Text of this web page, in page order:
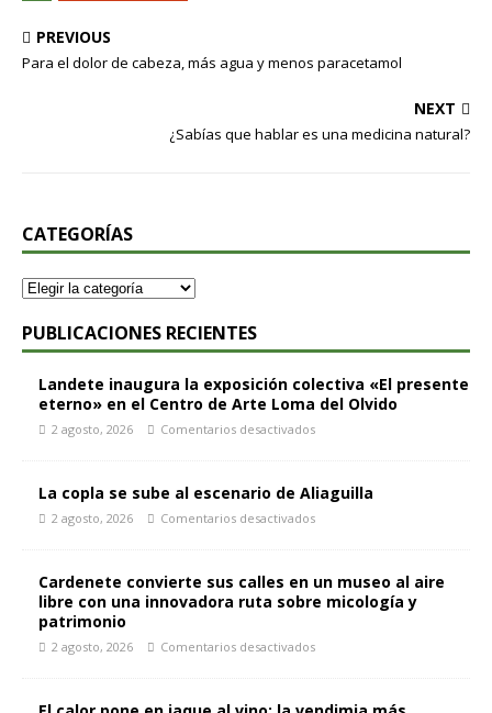
PREVIOUS
Para el dolor de cabeza, más agua y menos paracetamol
NEXT
¿Sabías que hablar es una medicina natural?
CATEGORÍAS
PUBLICACIONES RECIENTES
Landete inaugura la exposición colectiva «El presente
eterno» en el Centro de Arte Loma del Olvido
2 agosto, 2026 Comentarios desactivados
La copla se sube al escenario de Aliaguilla
2 agosto, 2026 Comentarios desactivados
Cardenete convierte sus calles en un museo al aire
libre con una innovadora ruta sobre micología y
patrimonio
2 agosto, 2026 Comentarios desactivados